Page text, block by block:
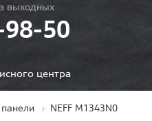
выходных
50
центра
NEFF M1343N0